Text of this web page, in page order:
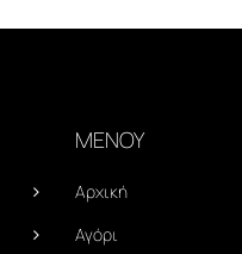
ΜΕΝΟΥ
Αρχική
Αγόρι